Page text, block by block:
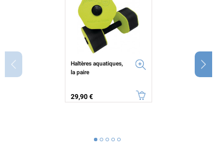
Haltères aquatiques,
la paire
Prix
29,90 €